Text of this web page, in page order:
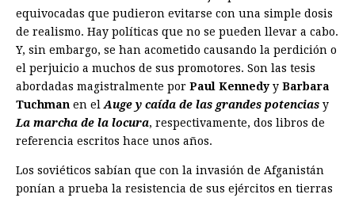
equivocadas que pudieron evitarse con una simple dosis
de realismo. Hay políticas que no se pueden llevar a cabo.
Y, sin embargo, se han acometido causando la perdición o
el perjuicio a muchos de sus promotores. Son las tesis
abordadas magistralmente por Paul Kennedyy Barbara
Tuchman en elAuge y caída de las grandes potencias y
La marcha de la locura, respectivamente, dos libros de
referencia escritos hace unos años.
Los soviéticos sabían que con la invasión de Afganistán
ponían a prueba la resistencia de sus ejércitos en tierras